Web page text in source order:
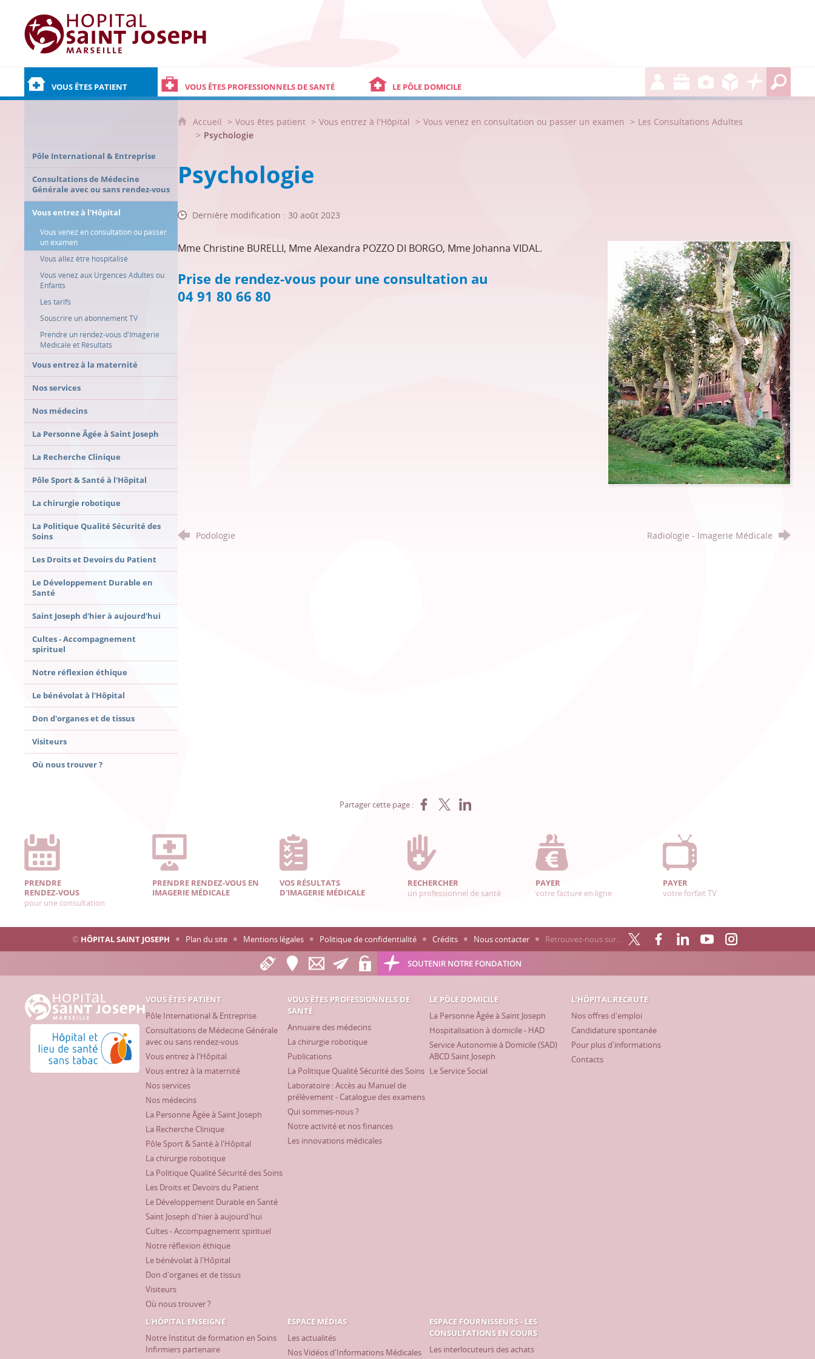
Hôpital Saint Joseph - Marseille
VOUS ÊTES PATIENT VOUS ÊTES PROFESSIONNELS DE SANTÉ LE PÔLE DOMICILE
Pôle International & Entreprise
Consultations de Médecine
Générale avec ou sans rendez-vous
Vous entrez à l'Hôpital
Vous venez en consultation ou passer
un examen
Vous allez être hospitalisé
Vous venez aux Urgences Adultes ou
Enfants
Les tarifs
Souscrire un abonnement TV
Prendre un rendez-vous d'Imagerie
Médicale et Résultats
Vous entrez à la maternité
Nos services
Nos médecins
La Personne Âgée à Saint Joseph
La Recherche Clinique
Pôle Sport & Santé à l'Hôpital
La chirurgie robotique
La Politique Qualité Sécurité des
Soins
Les Droits et Devoirs du Patient
Le Développement Durable en
Santé
Saint Joseph d'hier à aujourd'hui
Cultes - Accompagnement
spirituel
Notre réflexion éthique
Le bénévolat à l'Hôpital
Don d'organes et de tissus
Visiteurs
Où nous trouver ?
Accueil Vous êtes patient Vous entrez à l'Hôpital Vous venez en consultation ou passer un examen
Les Consultations Adultes
Psychologie
Psychologie
Dernière modification : 30 août 2023
Mme Christine BURELLI, Mme Alexandra POZZO DI BORGO, Mme Johanna VIDAL.
Prise de rendez-vous pour une consultation au
04 91 80 66 80
Podologie Radiologie - Imagerie Médicale
Partager cette page : Partager sur Facebook
Partager sur XPartager sur LinkedIn
PRENDRE
RENDEZ-VOUS
pour une consultation
PRENDRE RENDEZ-VOUS EN
IMAGERIE MÉDICALE
VOS RÉSULTATS
D'IMAGERIE MÉDICALE
RECHERCHER
un professionnel de santé
PAYER
votre facture en ligne
PAYER
votre forfait TV
© HÔPITAL SAINT JOSEPH Plan du site Mentions légales Politique de confidentialité Crédits Nous contacter Retrouvez-nous sur…
SOUTENIR NOTRE FONDATION
Hôpital Saint Joseph - Marseille
Hôpital et lieu de santé sans tabac
VOUS ÊTES PATIENT
Pôle International & Entreprise
Consultations de Médecine Générale
avec ou sans rendez-vous
Vous entrez à l'Hôpital
Vous entrez à la maternité
Nos services
Nos médecins
La Personne Âgée à Saint Joseph
La Recherche Clinique
Pôle Sport & Santé à l'Hôpital
La chirurgie robotique
La Politique Qualité Sécurité des Soins
Les Droits et Devoirs du Patient
Le Développement Durable en Santé
Saint Joseph d'hier à aujourd'hui
Cultes - Accompagnement spirituel
Notre réflexion éthique
Le bénévolat à l'Hôpital
Don d'organes et de tissus
Visiteurs
Où nous trouver ?
VOUS ÊTES PROFESSIONNELS DE
SANTÉ
Annuaire des médecins
La chirurgie robotique
Publications
La Politique Qualité Sécurité des Soins
Laboratoire : Accès au Manuel de
prélèvement - Catalogue des examens
Qui sommes-nous ?
Notre activité et nos finances
Les innovations médicales
LE PÔLE DOMICILE
La Personne Âgée à Saint Joseph
Hospitalisation à domicile - HAD
Service Autonomie à Domicile (SAD)
ABCD Saint Joseph
Le Service Social
L'HÔPITAL RECRUTE
Nos offres d'emploi
Candidature spontanée
Pour plus d'informations
Contacts
L'HÔPITAL ENSEIGNE
Notre Institut de formation en Soins
Infirmiers partenaire
ESPACE MÉDIAS
Les actualités
Nos Vidéos d'Informations Médicales
ESPACE FOURNISSEURS - LES
CONSULTATIONS EN COURS
Les interlocuteurs des achats